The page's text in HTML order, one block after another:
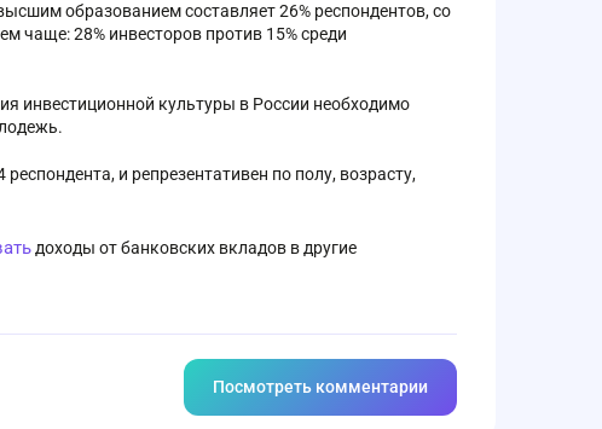
образованием составляет 26% респондентов, со
чаще: 28% инвесторов против 15% среди
инвестиционной культуры в России необходимо
и репрезентативен по полу, возрасту,
доходы от банковских вкладов в другие
Посмотреть комментарии